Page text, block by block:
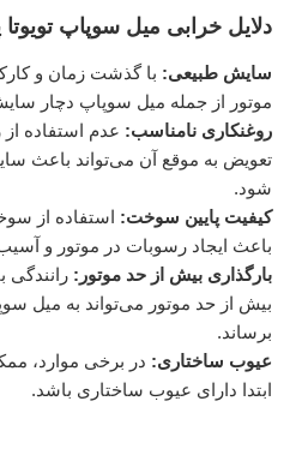
دلایل خرابی میل سوپاپ
سایش طبیعی: با گذشت زمان و
موتور از جمله میل سوپاپ دچار
روغنکاری نامناسب: عدم استفاده
تعویض به موقع آن می‌تواند باعث
شود.
کیفیت پایین سوخت: استفاده از
باعث ایجاد رسوبات در موتور و
بارگذاری بیش از حد موتور: رانندگی
بیش از حد موتور می‌تواند به میل
برساند.
عیوب ساختاری: در برخی موارد،
ابتدا دارای عیوب ساختاری باشد.